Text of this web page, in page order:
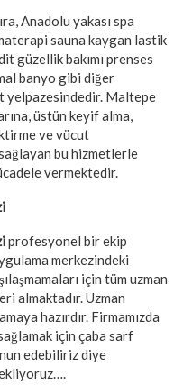
Anadolu yakası spa
sauna kaygan lastik
güzellik bakımı prenses
banyo gibi diğer
yelpazesindedir. Maltepe
üstün keyif alma,
ve vücut
bu hizmetlerle
vermektedir.
profesyonel bir ekip
merkezindeki
için tüm uzman
almaktadır. Uzman
hazırdır. Firmamızda
için çaba sarf
edebiliriz diye